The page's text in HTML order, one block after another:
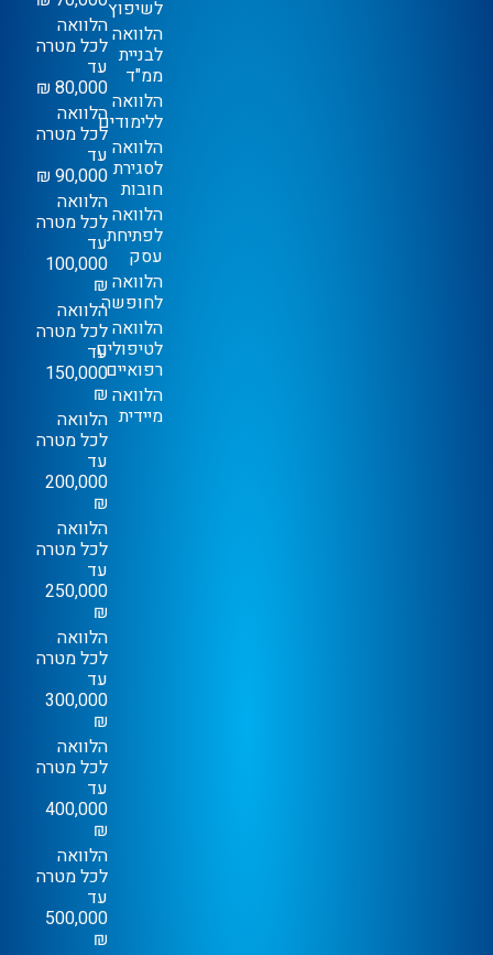
לשיפוץ
הלוואה
לבניית
ממ"ד
הלוואה
ללימודים
הלוואה
לסגירת
חובות
הלוואה
לפתיחת
עסק
הלוואה
לחופשה
הלוואה
לטיפולים
רפואיים
הלוואה
מיידית
הלוואה
לכל מטרה
עד
80,000 ₪
הלוואה
לכל מטרה
עד
90,000 ₪
הלוואה
לכל מטרה
עד
100,000
₪
הלוואה
לכל מטרה
עד
150,000
₪
הלוואה
לכל מטרה
עד
200,000
₪
הלוואה
לכל מטרה
עד
250,000
₪
הלוואה
לכל מטרה
עד
300,000
₪
הלוואה
לכל מטרה
עד
400,000
₪
הלוואה
לכל מטרה
עד
500,000
₪